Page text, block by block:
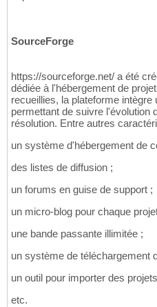
SourceForge
https://sourceforge.net/ a été
dédiée à l'hébergement de
recueillies, la plateforme
permettant de suivre l'évolution
résolution. Entre autres
un système d'hébergement de
des listes de diffusion ;
un forums en guise de support ;
un micro-blog pour chaque
une bande passante illimitée ;
un système de téléchargement
un outil pour importer des
etc.